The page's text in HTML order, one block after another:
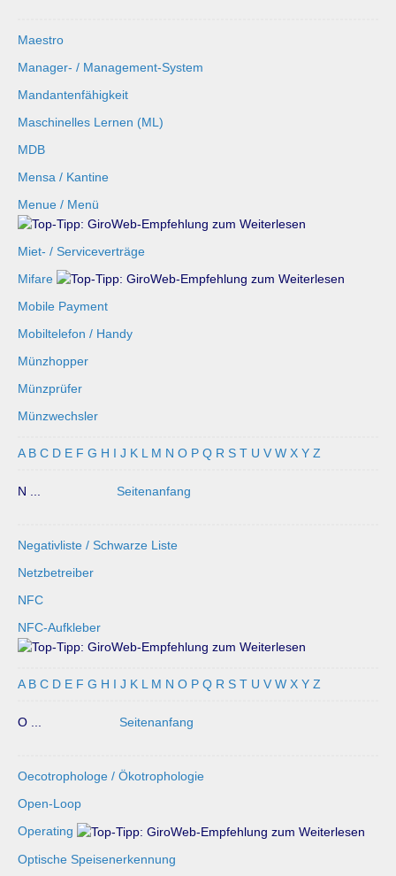
Maestro
Manager- / Management-System
Mandantenfähigkeit
Maschinelles Lernen (ML)
MDB
Mensa / Kantine
Menue / Menü
Miet- / Serviceverträge
Mifare
Mobile Payment
Mobiltelefon / Handy
Münzhopper
Münzprüfer
Münzwechsler
A B C D E F G H I J K L M N O P Q R S T U V W X Y Z
N ... Seitenanfang
Negativliste / Schwarze Liste
Netzbetreiber
NFC
NFC-Aufkleber
A B C D E F G H I J K L M N O P Q R S T U V W X Y Z
O ... Seitenanfang
Oecotrophologe / Ökotrophologie
Open-Loop
Operating
Optische Speisenerkennung